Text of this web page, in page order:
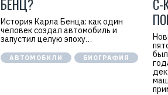
БЕНЦ?
История Карла Бенца: как один
человек создал автомобиль и
запустил целую эпоху…
АВТОМОБИЛИ БИОГРАФИЯ